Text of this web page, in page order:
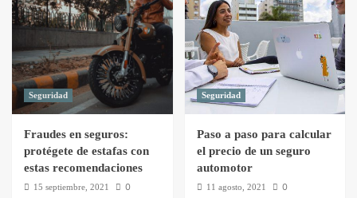
Seguridad
Fraudes en seguros:
protégete de estafas con
estas recomendaciones
15 septiembre, 2021 0
Seguridad
Paso a paso para calcular
el precio de un seguro
automotor
11 agosto, 2021 0